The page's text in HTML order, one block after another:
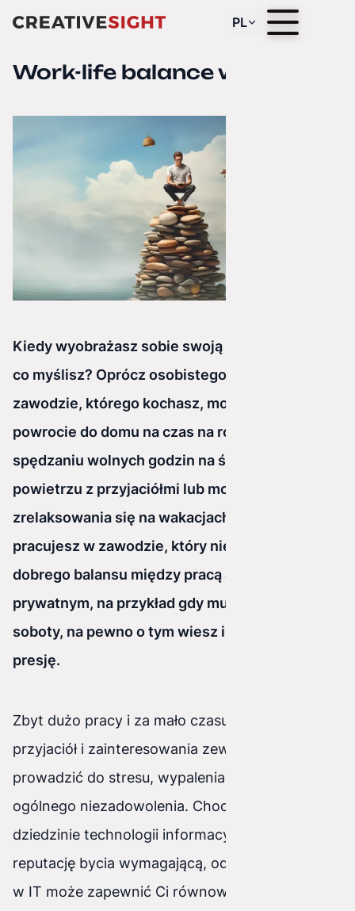
PL
Work-life balance w IT
Kiedy wyobrażasz sobie swoją idealną pracę, to
co myślisz? Oprócz osobistego spełnienia w
zawodzie, którego kochasz, możesz marzyć o
powrocie do domu na czas na rodzinny obiad,
spędzaniu wolnych godzin na świeżym
powietrzu z przyjaciółmi lub możliwości
zrelaksowania się na wakacjach z bliskimi. Jeśli
pracujesz w zawodzie, który nie oferuje
dobrego balansu między pracą a życiem
prywatnym, na przykład gdy musisz pracować w
soboty, na pewno o tym wiesz i odczuwasz
presję.
Zbyt dużo pracy i za mało czasu na rodzinę,
przyjaciół i zainteresowania zewnętrzne może
prowadzić do stresu, wypalenia zawodowego i
ogólnego niezadowolenia. Chociaż praca w
dziedzinie technologii informacyjnej ma
reputację bycia wymagającą, odpowiednia praca
w IT może zapewnić Ci równowagę między